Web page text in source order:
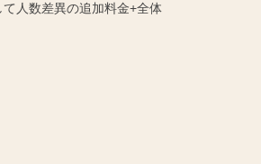
人数差異の追加料金+全体